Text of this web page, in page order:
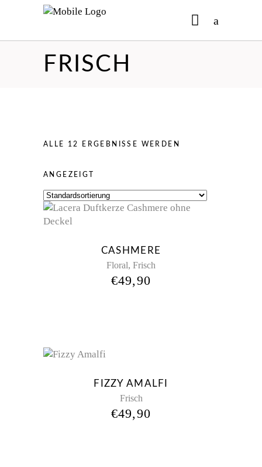
No products in the cart.
FRISCH
ALLE 12 ERGEBNISSE WERDEN
ANGEZEIGT
CASHMERE
Floral, Frisch
€49,90
FIZZY AMALFI
Frisch
€49,90